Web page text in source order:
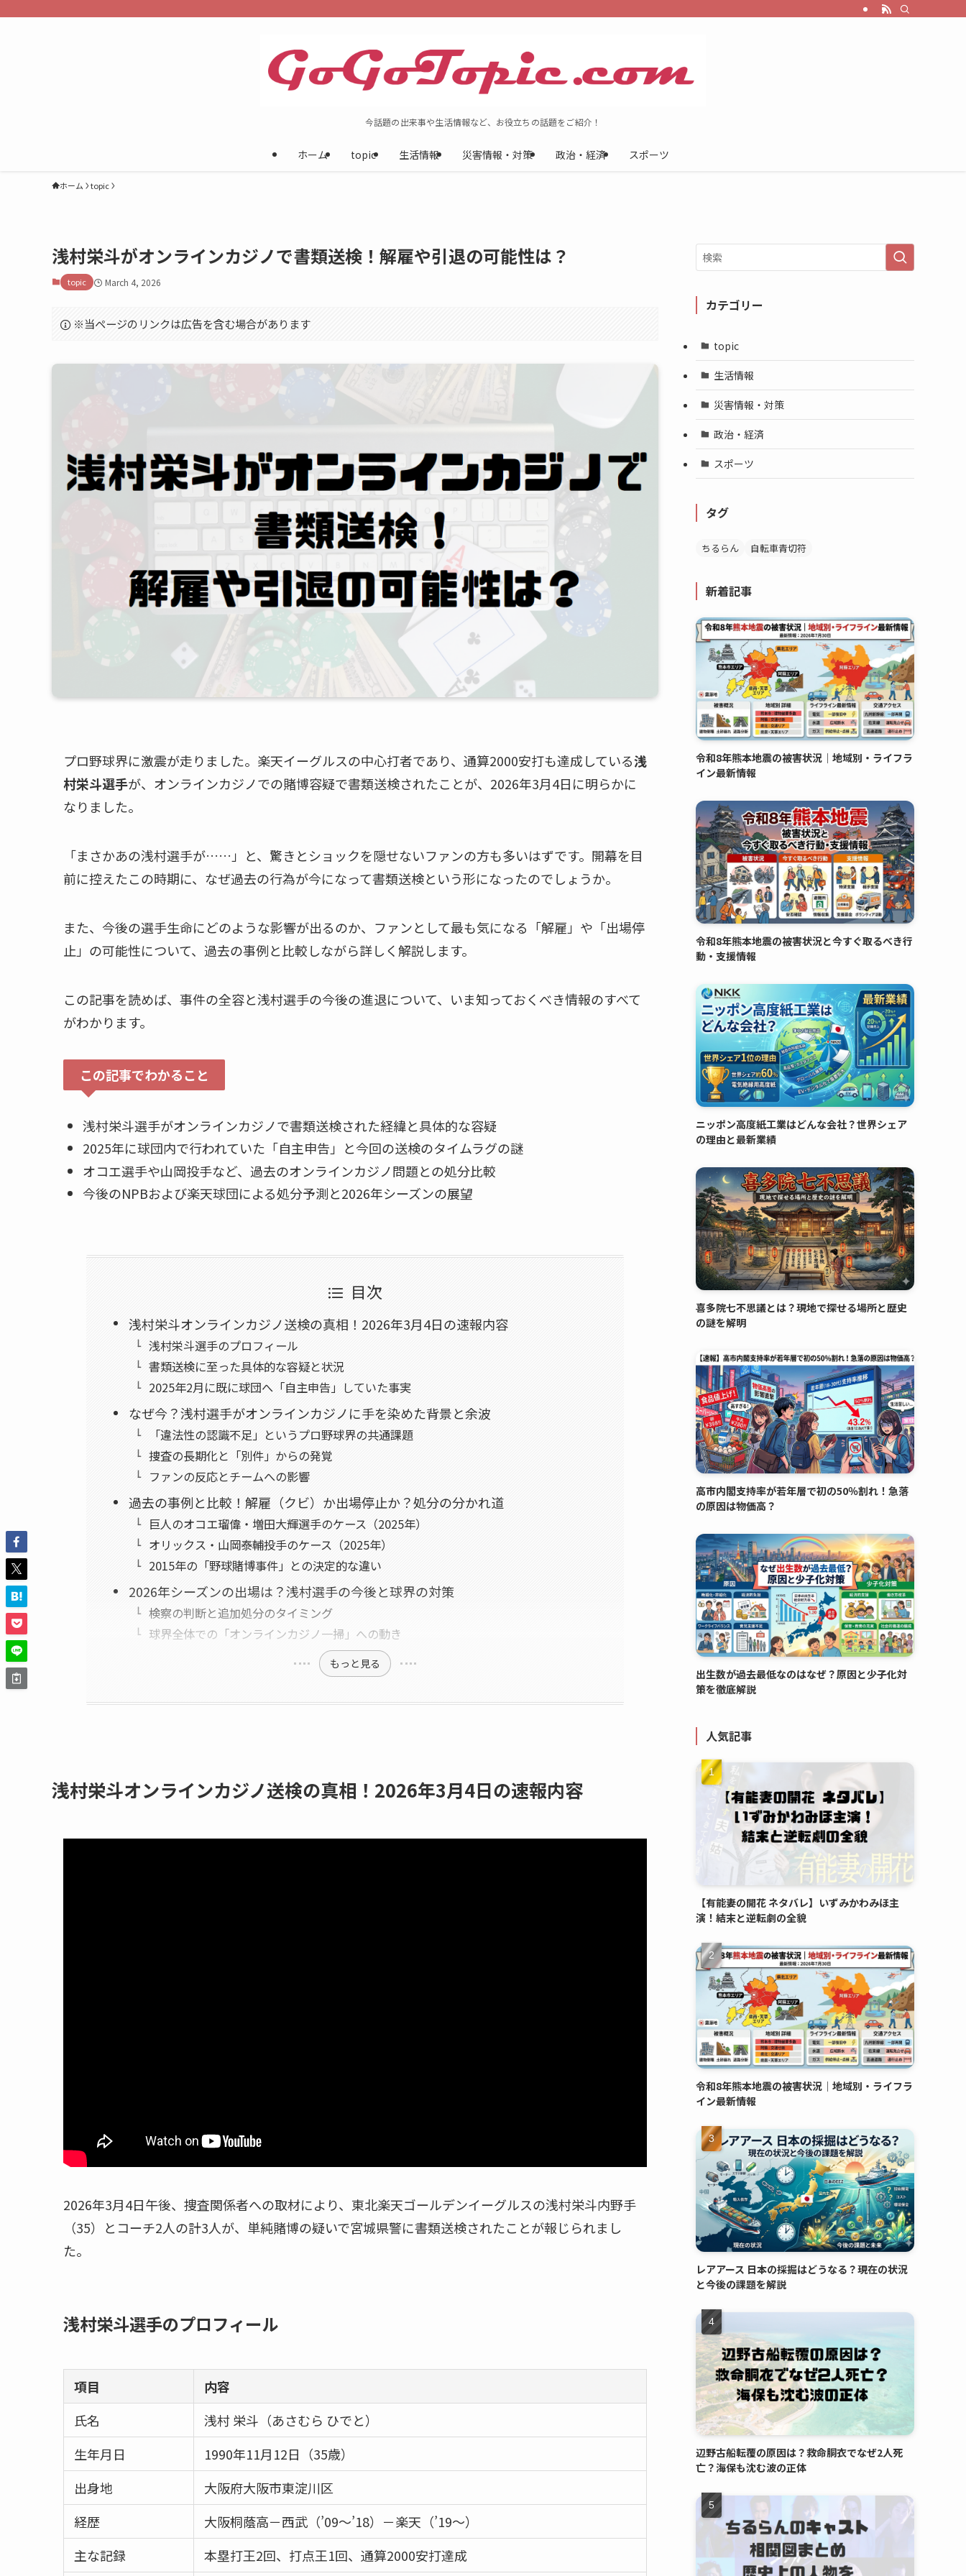
今話題の出来事や生活情報など、お役立ちの話題をご紹介！
ホーム topic 生活情報 災害情報・対策 政治・経済 スポーツ
ホーム topic
浅村栄斗がオンラインカジノで書類送検！解雇や引退の可能性は？
topic March 4, 2026
※当ページのリンクは広告を含む場合があります
プロ野球界に激震が走りました。楽天イーグルスの中心打者であり、通算2000安打も達成している浅
村栄斗選手が、オンラインカジノでの賭博容疑で書類送検されたことが、2026年3月4日に明らかに
なりました。
「まさかあの浅村選手が……」と、驚きとショックを隠せないファンの方も多いはずです。開幕を目
前に控えたこの時期に、なぜ過去の行為が今になって書類送検という形になったのでしょうか。
また、今後の選手生命にどのような影響が出るのか、ファンとして最も気になる「解雇」や「出場停
止」の可能性について、過去の事例と比較しながら詳しく解説します。
この記事を読めば、事件の全容と浅村選手の今後の進退について、いま知っておくべき情報のすべて
がわかります。
この記事でわかること
浅村栄斗選手がオンラインカジノで書類送検された経緯と具体的な容疑
2025年に球団内で行われていた「自主申告」と今回の送検のタイムラグの謎
オコエ選手や山岡投手など、過去のオンラインカジノ問題との処分比較
今後のNPBおよび楽天球団による処分予測と2026年シーズンの展望
目次
浅村栄斗オンラインカジノ送検の真相！2026年3月4日の速報内容
浅村栄斗選手のプロフィール
書類送検に至った具体的な容疑と状況
2025年2月に既に球団へ「自主申告」していた事実
なぜ今？浅村選手がオンラインカジノに手を染めた背景と余波
「違法性の認識不足」というプロ野球界の共通課題
捜査の長期化と「別件」からの発覚
ファンの反応とチームへの影響
過去の事例と比較！解雇（クビ）か出場停止か？処分の分かれ道
巨人のオコエ瑠偉・増田大輝選手のケース（2025年）
オリックス・山岡泰輔投手のケース（2025年）
2015年の「野球賭博事件」との決定的な違い
2026年シーズンの出場は？浅村選手の今後と球界の対策
検察の判断と追加処分のタイミング
球界全体での「オンラインカジノ一掃」への動き
もっと見る
浅村栄斗オンラインカジノ送検の真相！2026年3月4日の速報内容
2026年3月4日午後、捜査関係者への取材により、東北楽天ゴールデンイーグルスの浅村栄斗内野手
（35）とコーチ2人の計3人が、単純賭博の疑いで宮城県警に書類送検されたことが報じられまし
た。
浅村栄斗選手のプロフィール
項目
内容
氏名
浅村 栄斗（あさむら ひでと）
生年月日
1990年11月12日（35歳）
出身地
大阪府大阪市東淀川区
経歴
大阪桐蔭高－西武（’09〜’18）－楽天（’19〜）
主な記録
本塁打王2回、打点王1回、通算2000安打達成
カテゴリー
topic
生活情報
災害情報・対策
政治・経済
スポーツ
タグ
ちるらん 自転車青切符
新着記事
令和8年熊本地震の被害状況｜地域別・ライフラ
イン最新情報
令和8年熊本地震の被害状況と今すぐ取るべき行
動・支援情報
ニッポン高度紙工業はどんな会社？世界シェア
の理由と最新業績
喜多院七不思議とは？現地で探せる場所と歴史
の謎を解明
高市内閣支持率が若年層で初の50％割れ！急落
の原因は物価高？
出生数が過去最低なのはなぜ？原因と少子化対
策を徹底解説
人気記事
【有能妻の開花 ネタバレ】いずみかわみほ主
演！結末と逆転劇の全貌
令和8年熊本地震の被害状況｜地域別・ライフラ
イン最新情報
レアアース 日本の採掘はどうなる？現在の状況
と今後の課題を解説
辺野古船転覆の原因は？救命胴衣でなぜ2人死
亡？海保も沈む波の正体